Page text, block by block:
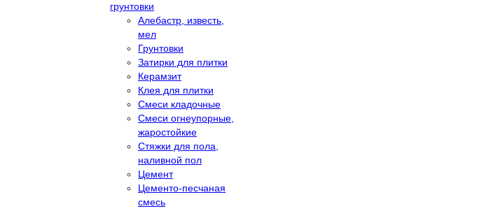
грунтовки
Алебастр, известь,
мел
Грунтовки
Затирки для плитки
Керамзит
Клея для плитки
Смеси кладочные
Смеси огнеупорные,
жаростойкие
Стяжки для пола,
наливной пол
Цемент
Цементо-песчаная
смесь